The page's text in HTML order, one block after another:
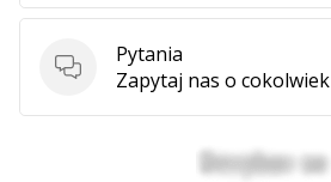
Pytania
Pytania
Zapytaj nas o cokolwiek